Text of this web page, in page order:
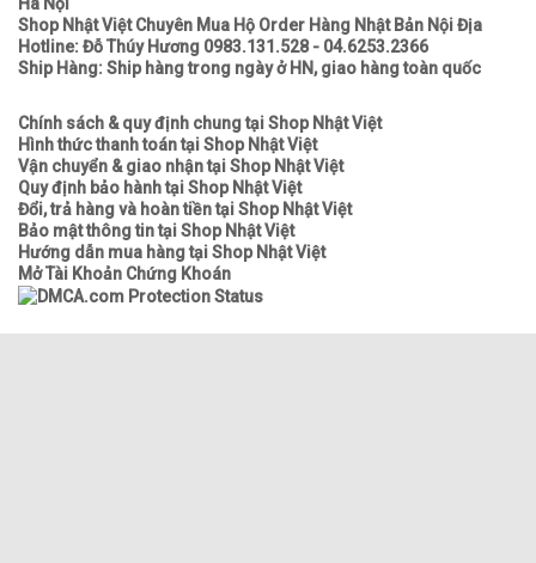
Shop Nhật Việt Chuyên Mua Hộ Order Hàng Nhật Bản Nội Địa
Hotline: Đỗ Thúy Hương 0983.131.528 - 04.6253.2366
Ship Hàng: Ship hàng trong ngày ở HN, giao hàng toàn quốc
Chính sách & quy định chung tại Shop Nhật Việt
Hình thức thanh toán tại Shop Nhật Việt
Vận chuyển & giao nhận tại Shop Nhật Việt
Quy định bảo hành tại Shop Nhật Việt
Đổi, trả hàng và hoàn tiền tại Shop Nhật Việt
Bảo mật thông tin tại Shop Nhật Việt
Hướng dẫn mua hàng tại Shop Nhật Việt
Mở Tài Khoản Chứng Khoán